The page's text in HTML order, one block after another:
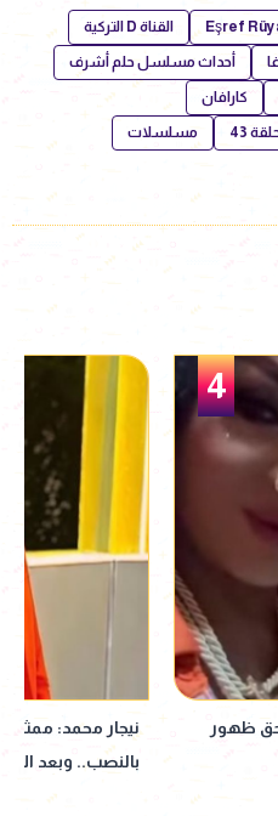
Eşref القناة D التركية
أحداث مسلسل حلم أشرف
كارافان
43 مسلسلات
5
نبيلة عبيد تعود
إذاعي جديد مأخوذ